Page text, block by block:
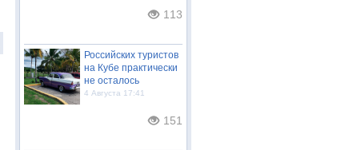
113
Российских туристов
на Кубе практически
не осталось
4 Августа 17:41
151